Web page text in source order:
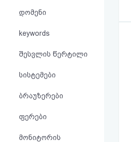
სალიცენზიო
შეთანხმება
დომენი
keywords
შესვლის წერტილი
სისტემები
ბრაუზერები
ფერები
მონიტორის